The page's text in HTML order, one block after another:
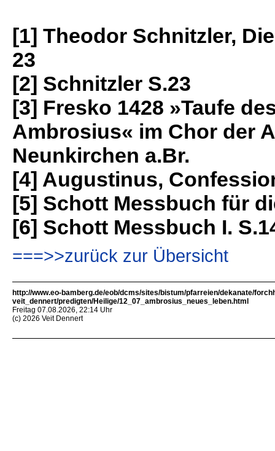
[1] Theodor Schnitzler,
23
[2] Schnitzler S.23
[3] Fresko 1428 »Taufe
Ambrosius« im Chor der
Neunkirchen a.Br.
[4] Augustinus,
[5] Schott Messbuch für
[6] Schott Messbuch I.
===>>zurück zur Übersicht
http://www.eo-bamberg.de/eob/dcms/sites/bistum/pfarreien/dekanate/
veit_dennert/predigten/Heilige/12_07_ambrosius_neues_leben.html
Freitag 07.08.2026, 22:14 Uhr
(c) 2026 Veit Dennert